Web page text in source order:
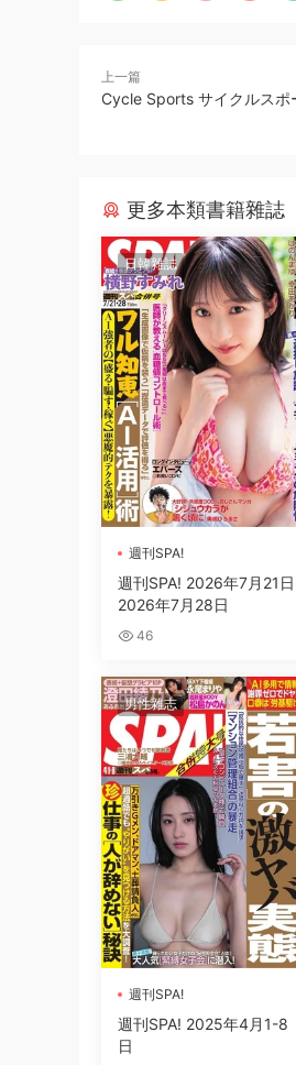
上一篇
Cycle Sports サイクルスポ
更多本類書籍雜誌
日韓雜誌
週刊SPA!
週刊SPA! 2026年7月21
2026年7月28日
46
男性雜志
週刊SPA!
週刊SPA! 2025年4月1-8
日